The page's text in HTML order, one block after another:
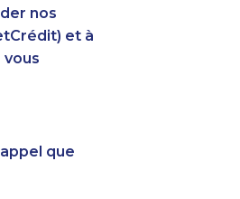
nos
et à
que